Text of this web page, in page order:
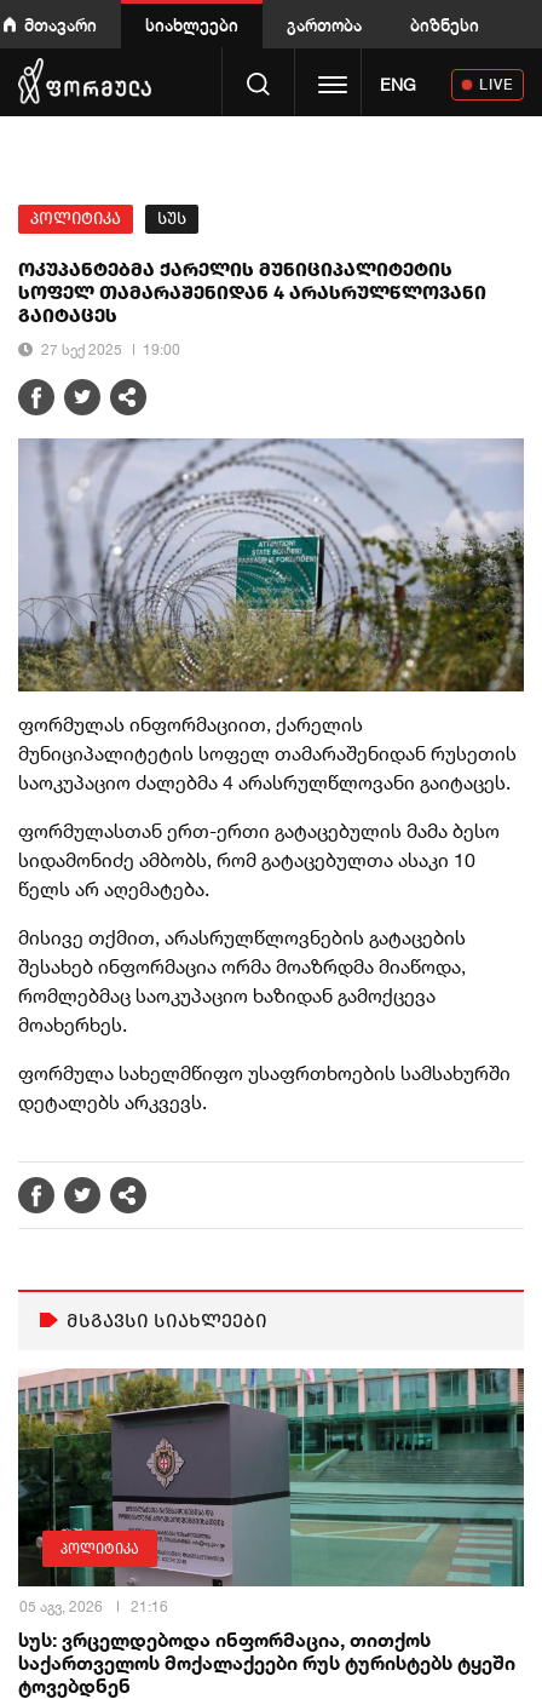
მთავარი სიახლეები გართობა ბიზნესი
Toggle navigation
ENG LIVE
პოლიტიკა სუს
ოკუპანტებმა ქარელის მუნიციპალიტეტის
სოფელ თამარაშენიდან 4 არასრულწლოვანი
გაიტაცეს
27 სექ 2025 19:00
ფორმულას ინფორმაციით, ქარელის
მუნიციპალიტეტის სოფელ თამარაშენიდან რუსეთის
საოკუპაციო ძალებმა 4 არასრულწლოვანი გაიტაცეს.
ფორმულასთან ერთ-ერთი გატაცებულის მამა ბესო
სიდამონიძე ამბობს, რომ გატაცებულთა ასაკი 10
წელს არ აღემატება.
მისივე თქმით, არასრულწლოვნების გატაცების
შესახებ ინფორმაცია ორმა მოაზრდმა მიაწოდა,
რომლებმაც საოკუპაციო ხაზიდან გამოქცევა
მოახერხეს.
ფორმულა სახელმწიფო უსაფრთხოების სამსახურში
დეტალებს არკვევს.
მსგავსი სიახლეები
პოლიტიკა
05 აგვ, 2026 21:16
სუს: ვრცელდებოდა ინფორმაცია, თითქოს
საქართველოს მოქალაქეები რუს ტურისტებს ტყეში
ტოვებდნენ